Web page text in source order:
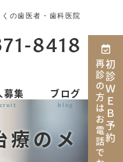
の歯医者・歯科医院
8418
初診ＷＥＢ予約
募集 ブログ
blog
療のメ